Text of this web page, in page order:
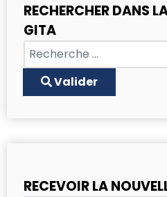
RECHERCHER DANS
GITA
Chercher
Type 2 or more
Valider
RECEVOIR LA